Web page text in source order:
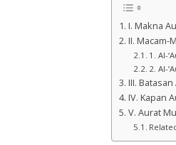
I. Makna
II. Macam-
1. Al-
2. Al-
III.
IV. Kapan
V. Aurat